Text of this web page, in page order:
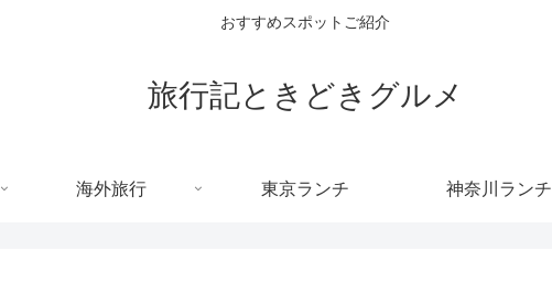
おすすめスポットご紹介
旅行記ときどきグルメ
海外旅行 東京ランチ 神奈川ランチ